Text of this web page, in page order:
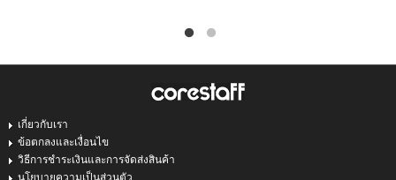
เกี่ยวกับเรา
ข้อตกลงและเงื่อนไข
วิธีการชำระเงินและการจัดส่งสินค้า